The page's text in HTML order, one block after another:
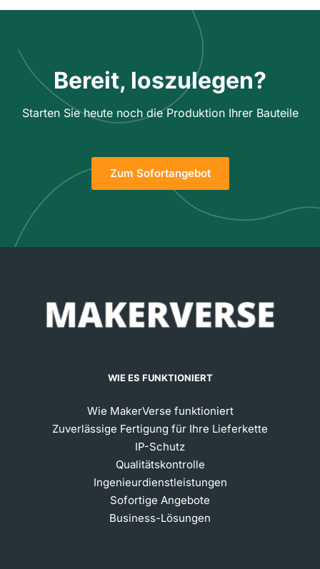
Bereit, loszulegen?
Starten Sie heute noch die Produktion Ihrer Bauteile
Zum Sofortangebot
WIE ES FUNKTIONIERT
Wie MakerVerse funktioniert
Zuverlässige Fertigung für Ihre Lieferkette
IP-Schutz
Qualitätskontrolle
Ingenieurdienstleistungen
Sofortige Angebote
Business-Lösungen